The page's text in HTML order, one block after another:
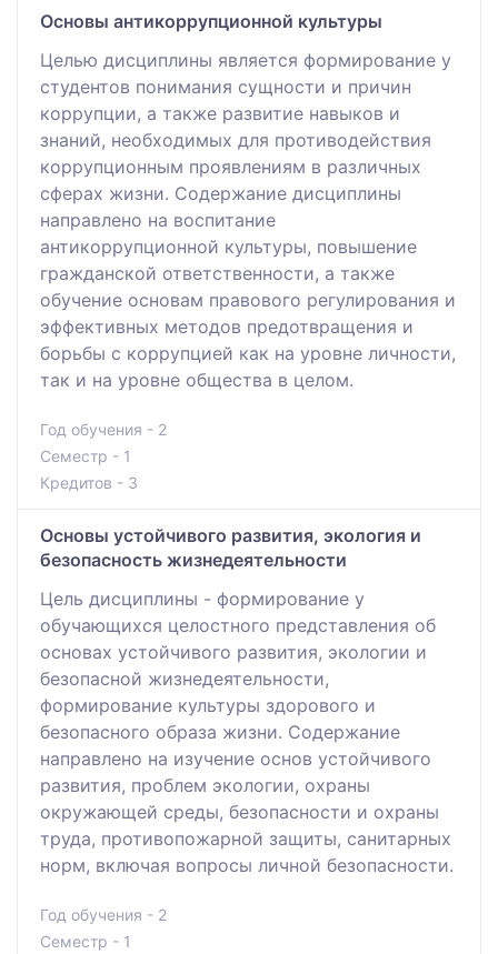
Основы антикоррупционной культуры
Целью дисциплины является формирование у
студентов понимания сущности и причин
коррупции, а также развитие навыков и
знаний, необходимых для противодействия
коррупционным проявлениям в различных
сферах жизни. Содержание дисциплины
направлено на воспитание
антикоррупционной культуры, повышение
гражданской ответственности, а также
обучение основам правового регулирования и
эффективных методов предотвращения и
борьбы с коррупцией как на уровне личности,
так и на уровне общества в целом.
Год обучения - 2
Семестр - 1
Кредитов - 3
Основы устойчивого развития, экология и
безопасность жизнедеятельности
Цель дисциплины - формирование у
обучающихся целостного представления об
основах устойчивого развития, экологии и
безопасной жизнедеятельности,
формирование культуры здорового и
безопасного образа жизни. Содержание
направлено на изучение основ устойчивого
развития, проблем экологии, охраны
окружающей среды, безопасности и охраны
труда, противопожарной защиты, санитарных
норм, включая вопросы личной безопасности.
Год обучения - 2
Семестр - 1